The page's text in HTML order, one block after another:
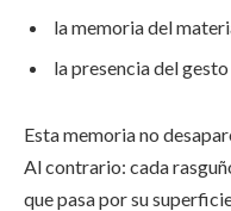
la memoria del
la presencia del
Esta memoria no
Al contrario: cada
que pasa por su